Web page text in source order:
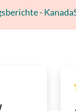
- Kanada